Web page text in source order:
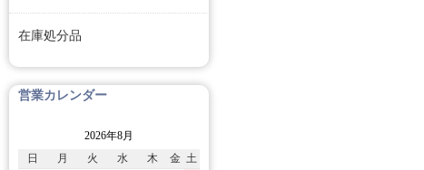
在庫処分品
営業カレンダー
2026年8月
日
月 火 水 木 金 土